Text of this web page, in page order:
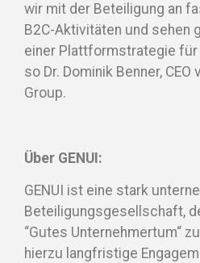
wir mit der Beteiligung an
B2C-Aktivitäten und sehen
einer Plattformstrategie für
so Dr. Dominik Benner,
Group.
Über GENUI:
GENUI ist eine stark
Beteiligungsgesellschaft,
“Gutes Unternehmertum“
hierzu langfristige